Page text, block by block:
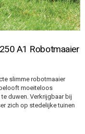
A1 Robotmaaier
slimme robotmaaier
moeiteloos
duwen. Verkrijgbaar bij
zich op stedelijke tuinen